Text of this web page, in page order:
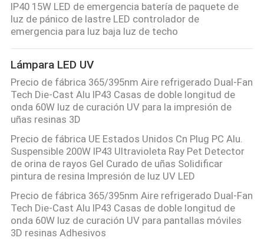
IP40 15W LED de emergencia batería de paquete de
luz de pánico de lastre LED controlador de
emergencia para luz baja luz de techo
Lámpara LED UV
Precio de fábrica 365/395nm Aire refrigerado Dual-Fan
Tech Die-Cast Alu IP43 Casas de doble longitud de
onda 60W luz de curación UV para la impresión de
uñas resinas 3D
Precio de fábrica UE Estados Unidos Cn Plug PC Alu.
Suspensible 200W IP43 Ultravioleta Ray Pet Detector
de orina de rayos Gel Curado de uñas Solidificar
pintura de resina Impresión de luz UV LED
Precio de fábrica 365/395nm Aire refrigerado Dual-Fan
Tech Die-Cast Alu IP43 Casas de doble longitud de
onda 60W luz de curación UV para pantallas móviles
3D resinas Adhesivos